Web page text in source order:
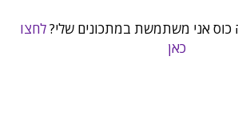
כוס אני משתמשת במתכונים שלי?לחצו
כאן